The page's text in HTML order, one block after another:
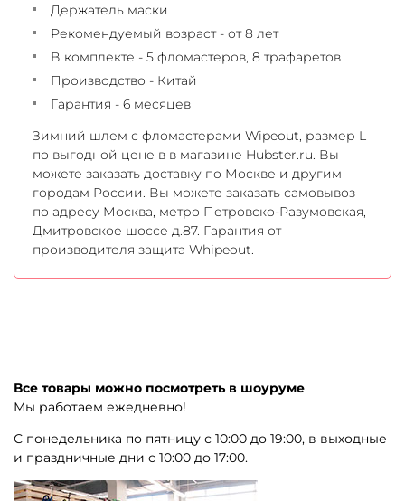
Держатель маски
Рекомендуемый возраст - от 8 лет
В комплекте - 5 фломастеров, 8 трафаретов
Производство - Китай
Гарантия - 6 месяцев
Зимний шлем с фломастерами Wipeout, размер L
по выгодной цене в в магазине Hubster.ru. Вы
можете заказать доставку по Москве и другим
городам России. Вы можете заказать самовывоз
по адресу Москва, метро Петровско-Разумовская,
Дмитровское шоссе д.87. Гарантия от
производителя защита Whipeout.
Все товары можно посмотреть в шоуруме
Мы работаем ежедневно!
С понедельника по пятницу с 10:00 до 19:00, в выходные
и праздничные дни с 10:00 до 17:00.